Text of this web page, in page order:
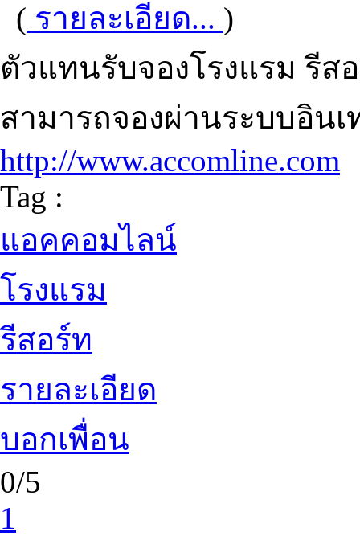
( รายละเอียด... )
ตัวแทนรับจองโรงแรม รีส
สามารถจองผ่านระบบอิน
http://www.accomline.com
Tag :
แอคคอมไลน์
โรงแรม
รีสอร์ท
รายละเอียด
บอกเพื่อน
0/5
1